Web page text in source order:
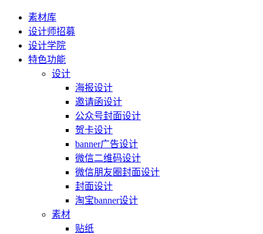
素材库
设计师招募
设计学院
特色功能
设计
海报设计
邀请函设计
公众号封面设计
贺卡设计
banner广告设计
微信二维码设计
微信朋友圈封面设计
封面设计
淘宝banner设计
素材
贴纸